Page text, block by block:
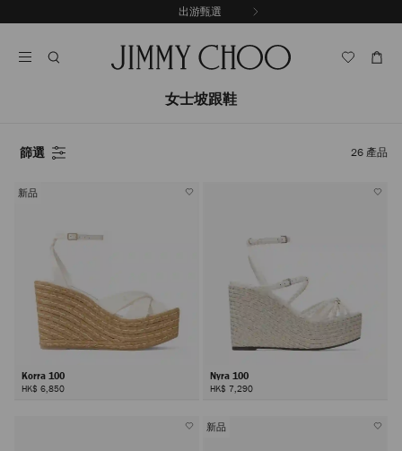
至
出游甄選
女士坡跟鞋
篩選 26 產品
新品
Korra 100
HK$ 6,850
Nyra 100
HK$ 7,290
新品